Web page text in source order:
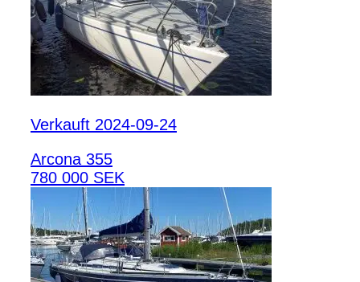
Verkauft 2024-09-24
Arcona 355
780 000 SEK